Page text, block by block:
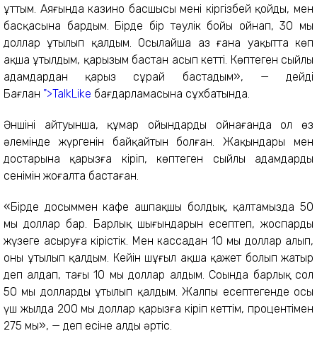
ұттым. Аяғында казино басшысы мені кіргізбей қойды, мен
басқасына бардым. Бірде бір тәулік бойы ойнап, 30 мың
доллар ұтылып қалдым. Осылайша аз ғана уақытта көп
ақша ұтылдым, қарызым бастан асып кетті. Көптеген сыйлы
адамдардан қарыз сұрай бастадым», — дейді
Бағлан ">TalkLike бағдарламасына сұхбатында.
Әншінің айтуынша, құмар ойындарды ойнағанда ол өз
әлемінде жүргенін байқайтын болған. Жақындары мен
достарына қарызға кіріп, көптеген сыйлы адамдардың
сенімін жоғалта бастаған.
«Бірде досыммен кафе ашпақшы болдық, қалтамызда 50
мың доллар бар. Барлық шығындарын есептеп, жоспарды
жүзеге асыруға кірістік. Мен кассадан 10 мың доллар алып,
оны ұтылып қалдым. Кейін шұғыл ақша қажет болып жатыр
деп алдап, тағы 10 мың доллар алдым. Соңында барлық сол
50 мың долларды ұтылып қалдым. Жалпы есептегенде осы
үш жылда 200 мың доллар қарызға кіріп кеттім, процентімен
275 мың», — деп есіне алды әртіс.